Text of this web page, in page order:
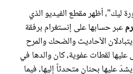
ليك"، أظهر مقطع الفيديو الذي
عبر حسابها على إنستغرام برفقة
الأحاديث والضحك والمرح
لقطات عفوية، كان والدها في
عليها بحنان متحدثاً إليها، فيما